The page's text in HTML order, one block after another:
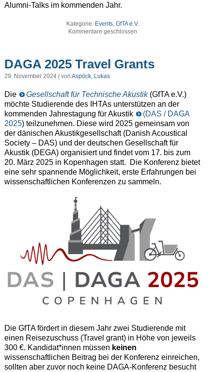
Alumni-Talks im kommenden Jahr.
Kategorie: Events, GfTA e.V.
Kommentare geschlossen
DAGA 2025 Travel Grants
29. November 2024 | von Aspöck, Lukas
Die Gesellschaft für Technische Akustik(GfTA e.V.)
möchte Studierende des IHTAs unterstützen an der
kommenden Jahrestagung für Akustik
(DAS / DAGA
2025) teilzunehmen. Diese wird 2025 gemeinsam von
der dänischen Akustikgesellschaft (Danish Acoustical
Society – DAS) und der deutschen Gesellschaft für
Akustik (DEGA) organisiert und findet vom 17. bis zum
20. März 2025 in Kopenhagen statt. Die Konferenz bietet
eine sehr spannende Möglichkeit, erste Erfahrungen bei
wissenschaftlichen Konferenzen zu sammeln.
Die GfTA fördert in diesem Jahr zwei Studierende mit
einen Reisezuschuss (Travel grant) in Höhe von jeweils
300 €. Kandidat*innen müssen keinen
wissenschaftlichen Beitrag bei der Konferenz einreichen,
sollten aber zuvor noch keine DAGA-Konferenz besucht